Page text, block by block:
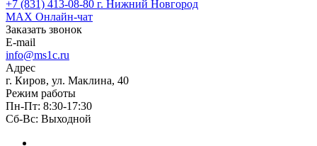
+7 (831) 413-08-80 г. Нижний Новгород
MAX Онлайн-чат
Заказать звонок
E-mail
info@ms1c.ru
Адрес
г. Киров, ул. Маклина, 40
Режим работы
Пн-Пт: 8:30-17:30
Cб-Вс: Выходной